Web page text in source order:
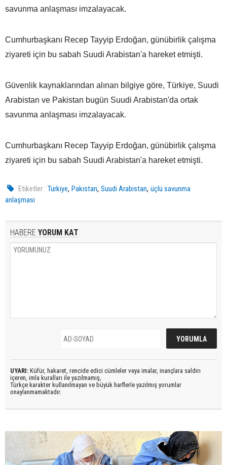
savunma anlaşması imzalayacak.
Cumhurbaşkanı Recep Tayyip Erdoğan, günübirlik çalışma
ziyareti için bu sabah Suudi Arabistan'a hareket etmişti.
Güvenlik kaynaklarından alınan bilgiye göre, Türkiye, Suudi
Arabistan ve Pakistan bugün Suudi Arabistan'da ortak
savunma anlaşması imzalayacak.
Cumhurbaşkanı Recep Tayyip Erdoğan, günübirlik çalışma
ziyareti için bu sabah Suudi Arabistan'a hareket etmişti.
Etiketler : Türkiye,Pakistan,Suudi Arabistan,üçlü savunma
anlaşması
HABERE YORUM KAT
UYARI: Küfür, hakaret, rencide edici cümleler veya imalar, inançlara saldırı
içeren, imla kuralları ile yazılmamış,
Türkçe karakter kullanılmayan ve büyük harflerle yazılmış yorumlar
onaylanmamaktadır.